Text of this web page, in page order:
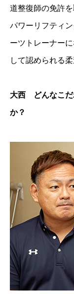
道整復師の免許
パワーリフティ
ーツトレーナー
して認められる
大西 どんなこだ
か？